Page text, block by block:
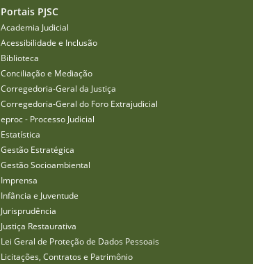
Portais PJSC
Academia Judicial
Acessibilidade e Inclusão
Biblioteca
Conciliação e Mediação
Corregedoria-Geral da Justiça
Corregedoria-Geral do Foro Extrajudicial
eproc - Processo Judicial
Estatística
Gestão Estratégica
Gestão Socioambiental
Imprensa
Infância e Juventude
Jurisprudência
Justiça Restaurativa
Lei Geral de Proteção de Dados Pessoais
Licitações, Contratos e Patrimônio